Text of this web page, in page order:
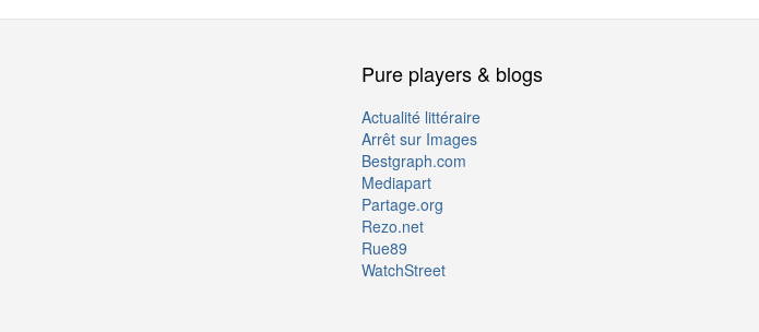
Pure players & blogs
Actualité littéraire
Arrêt sur Images
Bestgraph.com
Mediapart
Partage.org
Rezo.net
Rue89
WatchStreet